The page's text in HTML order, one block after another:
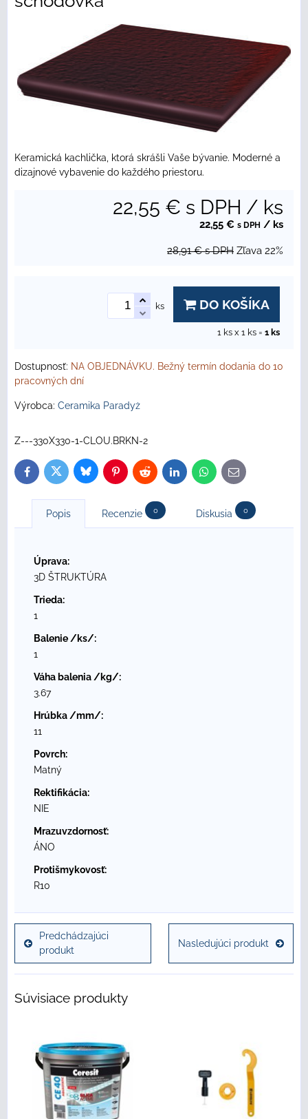
Keramická kachlička, ktorá skrášli Vaše bývanie. Moderné a
dizajnové vybavenie do každého priestoru.
22,55 € s DPH / ks
22,55 € s DPH / ks
28,91 € s DPH Zľava 22%
ks DO KOŠÍKA
1 ks x 1 ks = 1ks
Dostupnosť: NA OBJEDNÁVKU. Bežný termín dodania do 10
pracovných dní
Výrobca: Ceramika Paradyż
Z---330X330-1-CLOU.BRKN-2
FacebookTwitterBlueskyPinterestReddit LinkedInWhatsApp
E-
mail
Popis Recenzie 0 Diskusia 0
Úprava:
3D ŠTRUKTÚRA
Trieda:
1
Balenie /ks/:
1
Váha balenia /kg/:
3.67
Hrúbka /mm/:
11
Povrch:
Matný
Rektifikácia:
NIE
Mrazuvzdornosť:
ÁNO
Protišmykovosť:
R10
Predchádzajúci
produkt
Nasledujúci produkt
Súvisiace produkty